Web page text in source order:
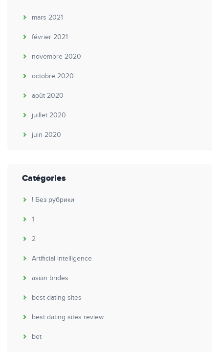
mars 2021
février 2021
novembre 2020
octobre 2020
août 2020
juillet 2020
juin 2020
Catégories
! Без рубрики
1
2
Artificial intelligence
asian brides
best dating sites
best dating sites review
bet